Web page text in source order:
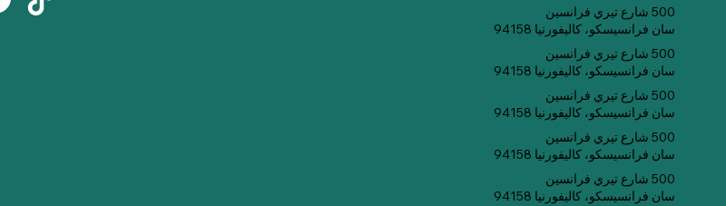
500 شارع تيري فرانسين
سان فرانسيسكو، كاليفورنيا 94158
500 شارع تيري فرانسين
سان فرانسيسكو، كاليفورنيا 94158
500 شارع تيري فرانسين
سان فرانسيسكو، كاليفورنيا 94158
500 شارع تيري فرانسين
سان فرانسيسكو، كاليفورنيا 94158
500 شارع تيري فرانسين
سان فرانسيسكو، كاليفورنيا 94158